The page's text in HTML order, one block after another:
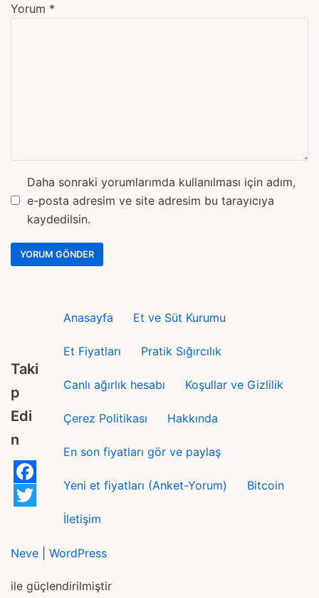
Yorum *
Daha sonraki yorumlarımda kullanılması için adım,
e-posta adresim ve site adresim bu tarayıcıya
kaydedilsin.
Taki
p
Edi
n
F
e
b
i
t
Anasayfa Et ve Süt Kurumu
Et Fiyatları Pratik Sığırcılık
Canlı ağırlık hesabı Koşullar ve Gizlilik
Çerez Politikası Hakkında
En son fiyatları gör ve paylaş
Yeni et fiyatları (Anket-Yorum) Bitcoin
İletişim
Neve WordPress
ile güçlendirilmiştir